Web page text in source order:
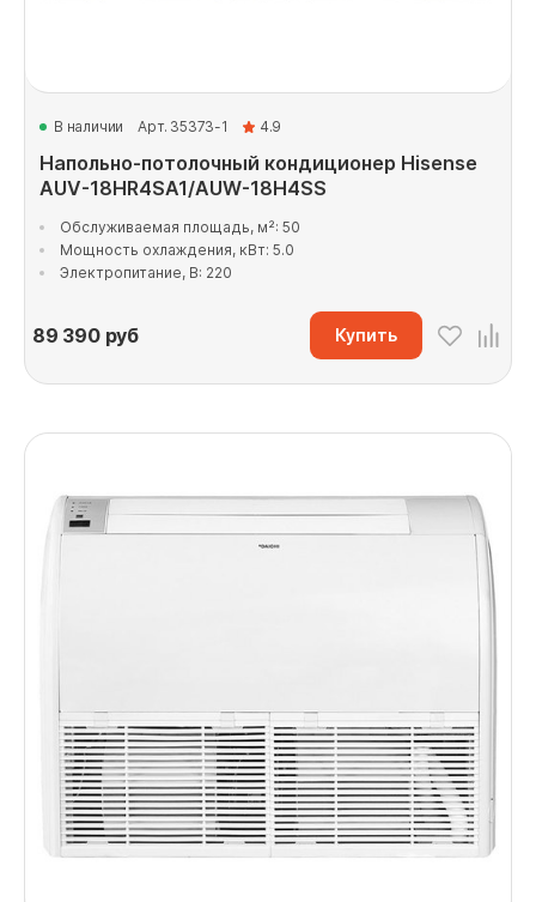
В наличии Арт. 35373-1 4.9
Напольно-потолочный кондиционер Hisense
AUV-18HR4SA1/AUW-18H4SS
Обслуживаемая площадь, м²: 50
Мощность охлаждения, кВт: 5.0
Электропитание, В: 220
89 390руб Купить